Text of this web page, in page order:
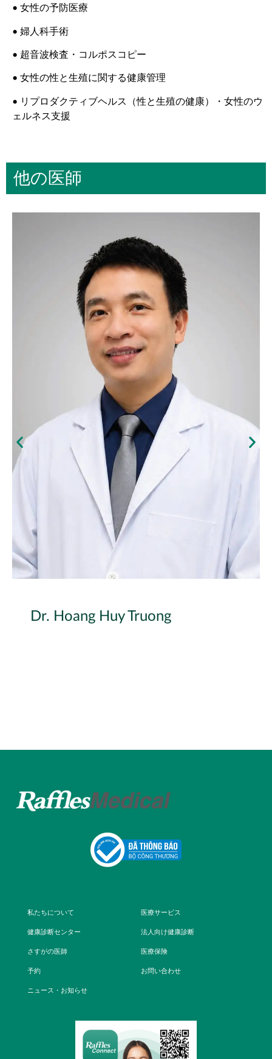
• 女性の予防医療
• 婦人科手術
• 超音波検査・コルポスコピー
• 女性の性と生殖に関する健康管理
• リプロダクティブヘルス（性と生殖の健康）・女性のウ
ェルネス支援
他の医師
Dr. Hoang Huy Truong
私たちについて 医療サービス
健康診断センター 法人向け健康診断
さすがの医師 医療保険
予約 お問い合わせ
ニュース・お知らせ